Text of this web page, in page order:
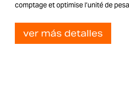
comptage et optimise l’unité de
ver más detalles